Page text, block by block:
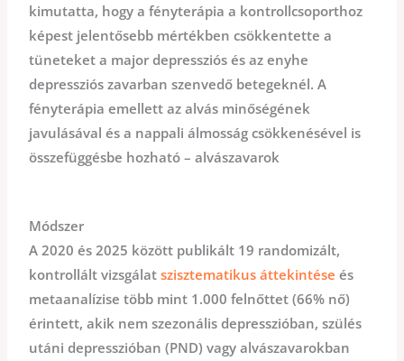
kimutatta, hogy a fényterápia a kontrollcsoporthoz
képest jelentősebb mértékben csökkentette a
tüneteket a major depressziós és az enyhe
depressziós zavarban szenvedő betegeknél. A
fényterápia emellett az alvás minőségének
javulásával és a nappali álmosság csökkenésével is
összefüggésbe hozható – alvászavarok
Módszer
A 2020 és 2025 között publikált 19 randomizált,
kontrollált vizsgálatszisztematikus áttekintése és
metaanalízise több mint 1.000 felnőttet (66% nő)
érintett, akik nem szezonális depresszióban, szülés
utáni depresszióban (PND) vagy alvászavarokban